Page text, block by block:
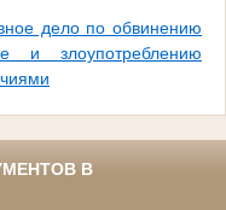
дело по обвинению
и злоупотреблению
В